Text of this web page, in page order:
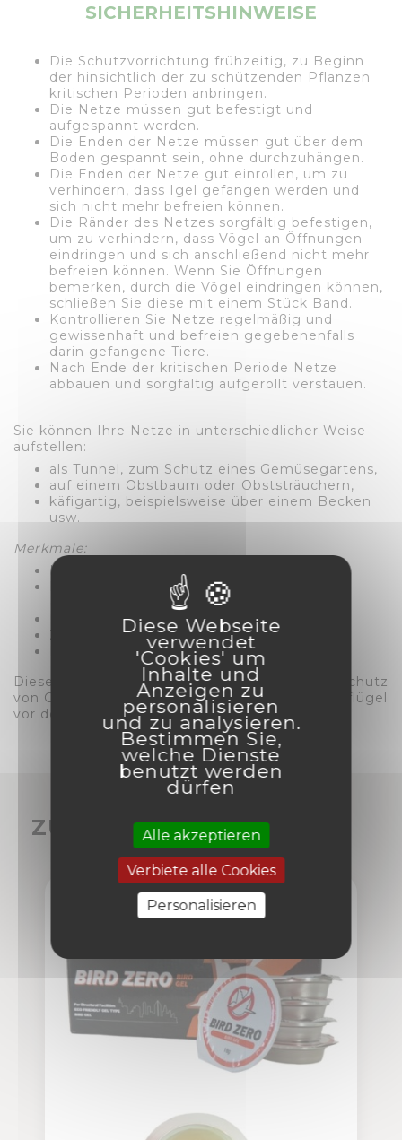
SICHERHEITSHINWEISE
Die Schutzvorrichtung frühzeitig, zu Beginn
der hinsichtlich der zu schützenden Pflanzen
kritischen Perioden anbringen.
Die Netze müssen gut befestigt und
aufgespannt werden.
Die Enden der Netze müssen gut über dem
Boden gespannt sein, ohne durchzuhängen.
Die Enden der Netze gut einrollen, um zu
verhindern, dass Igel gefangen werden und
sich nicht mehr befreien können.
Die Ränder des Netzes sorgfältig befestigen,
um zu verhindern, dass Vögel an Öffnungen
eindringen und sich anschließend nicht mehr
befreien können. Wenn Sie Öffnungen
bemerken, durch die Vögel eindringen können,
schließen Sie diese mit einem Stück Band.
Kontrollieren Sie Netze regelmäßig und
gewissenhaft und befreien gegebenenfalls
darin gefangene Tiere.
Nach Ende der kritischen Periode Netze
abbauen und sorgfältig aufgerollt verstauen.
Sie können Ihre Netze in unterschiedlicher Weise
aufstellen:
als Tunnel, zum Schutz eines Gemüsegartens,
auf einem Obstbaum oder Obststräuchern,
käfigartig, beispielsweise über einem Becken
usw.
Merkmale:
Maschenweite 19 mm.
Material: Verrottungsfestes Polyethylen
UV-geschützt
Zugfestigkeit 17 kg
Farbe schwarz, 4 x 20 Meter.
Diese Netze können eingesetzt werden zum Schutz
von Geflügelzuchten und freilaufendem Hofgeflügel
vor dem Kontakt mit wilden Tieren.
ZUBEHÖR
Diese Webseite
verwendet
'Cookies' um
Inhalte und
Anzeigen zu
personalisieren
und zu analysieren.
Bestimmen Sie,
welche Dienste
benutzt werden
dürfen
Alle akzeptieren
Verbiete alle Cookies
Personalisieren